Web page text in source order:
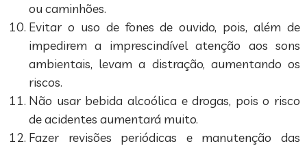
ou caminhões.
Evitar o uso de fones de ouvido, pois, além de
impedirem a imprescindível atenção aos sons
ambientais, levam a distração, aumentando os
riscos.
Não usar bebida alcoólica e drogas, pois o risco
de acidentes aumentará muito.
Fazer revisões periódicas e manutenção das